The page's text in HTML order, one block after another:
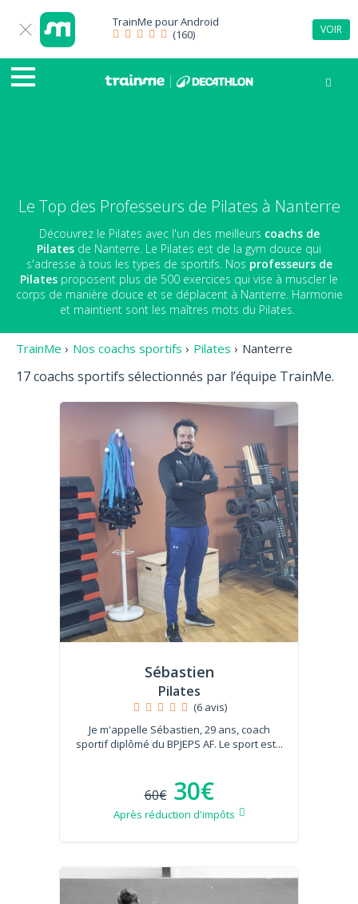
TrainMe pourAndroid
(160)
VOIR
Le Top des Professeurs de Pilates à Nanterre
Découvrez le Pilates avec l'un des meilleurs coachs de
Pilates de Nanterre. Le Pilates est de la gym douce qui
s'adresse à tous les types de sportifs. Nos professeurs de
Pilates proposent plus de 500 exercices qui vise à muscler le
corps de manière douce et se déplacent à Nanterre. Harmonie
et maintient sont les maîtres mots du Pilates.
TrainMe › Nos coachs sportifs › Pilates › Nanterre
17 coachs sportifs sélectionnés par l’équipe TrainMe.
Sébastien
Pilates
(6 avis)
Je m'appelle Sébastien, 29 ans, coach
sportif diplômé du BPJEPS AF. Le sport est...
60€ 30€
Après réduction d'impôts